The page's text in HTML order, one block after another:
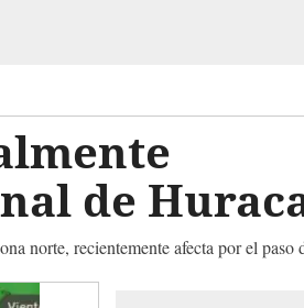
de
norte, recientemente afecta por el paso